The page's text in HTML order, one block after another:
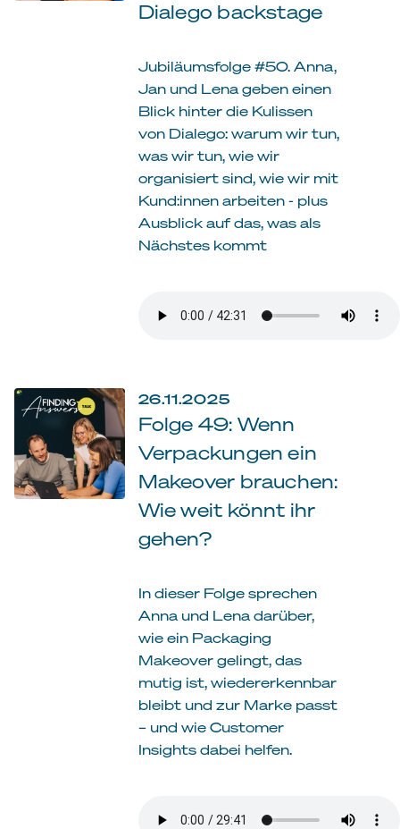
Dialego backstage
Jubiläumsfolge #50. Anna,
Jan und Lena geben einen
Blick hinter die Kulissen
von Dialego: warum wir tun,
was wir tun, wie wir
organisiert sind, wie wir mit
Kund:innen arbeiten - plus
Ausblick auf das, was als
Nächstes kommt
26.11.2025
Folge 49: Wenn
Verpackungen ein
Makeover brauchen:
Wie weit könnt ihr
gehen?
In dieser Folge sprechen
Anna und Lena darüber,
wie ein Packaging
Makeover gelingt, das
mutig ist, wiedererkennbar
bleibt und zur Marke passt
– und wie Customer
Insights dabei helfen.